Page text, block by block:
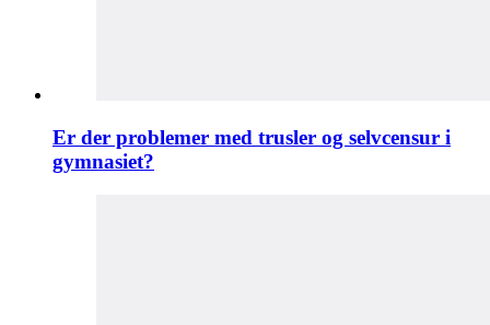
Er der problemer med trusler og selvcensur i
gymnasiet?